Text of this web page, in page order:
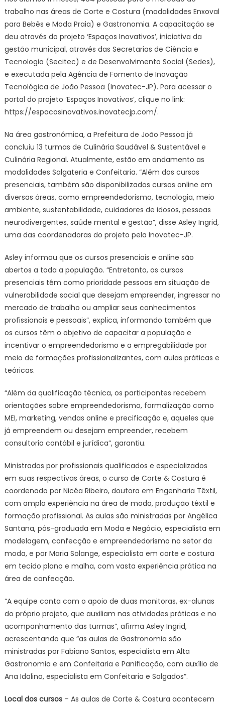
trabalho nas áreas de Corte e Costura (modalidades Enxoval
para Bebês e Moda Praia) e Gastronomia. A capacitação se
deu através do projeto ‘Espaços Inovativos’, iniciativa da
gestão municipal, através das Secretarias de Ciência e
Tecnologia (Secitec) e de Desenvolvimento Social (Sedes),
e executada pela Agência de Fomento de Inovação
Tecnológica de João Pessoa (Inovatec-JP). Para acessar o
portal do projeto ‘Espaços Inovativos’, clique no link:
https://espacosinovativos.inovatecjp.com/.
Na área gastronômica, a Prefeitura de João Pessoa já
concluiu 13 turmas de Culinária Saudável & Sustentável e
Culinária Regional. Atualmente, estão em andamento as
modalidades Salgateria e Confeitaria. “Além dos cursos
presenciais, também são disponibilizados cursos online em
diversas áreas, como empreendedorismo, tecnologia, meio
ambiente, sustentabilidade, cuidadores de idosos, pessoas
neurodivergentes, saúde mental e gestão”, disse Asley Ingrid,
uma das coordenadoras do projeto pela Inovatec-JP.
Asley informou que os cursos presenciais e online são
abertos a toda a população. “Entretanto, os cursos
presenciais têm como prioridade pessoas em situação de
vulnerabilidade social que desejam empreender, ingressar no
mercado de trabalho ou ampliar seus conhecimentos
profissionais e pessoais”, explica, informando também que
os cursos têm o objetivo de capacitar a população e
incentivar o empreendedorismo e a empregabilidade por
meio de formações profissionalizantes, com aulas práticas e
teóricas.
“Além da qualificação técnica, os participantes recebem
orientações sobre empreendedorismo, formalização como
MEI, marketing, vendas online e precificação e, aqueles que
já empreendem ou desejam empreender, recebem
consultoria contábil e jurídica”, garantiu.
Ministrados por profissionais qualificados e especializados
em suas respectivas áreas, o curso de Corte & Costura é
coordenado por Nicéa Ribeiro, doutora em Engenharia Têxtil,
com ampla experiência na área de moda, produção têxtil e
formação profissional. As aulas são ministradas por Angélica
Santana, pós-graduada em Moda e Negócio, especialista em
modelagem, confecção e empreendedorismo no setor da
moda, e por Maria Solange, especialista em corte e costura
em tecido plano e malha, com vasta experiência prática na
área de confecção.
“A equipe conta com o apoio de duas monitoras, ex-alunas
do próprio projeto, que auxiliam nas atividades práticas e no
acompanhamento das turmas”, afirma Asley Ingrid,
acrescentando que “as aulas de Gastronomia são
ministradas por Fabiano Santos, especialista em Alta
Gastronomia e em Confeitaria e Panificação, com auxílio de
Ana Idalino, especialista em Confeitaria e Salgados”.
Local dos cursos– As aulas de Corte & Costura acontecem